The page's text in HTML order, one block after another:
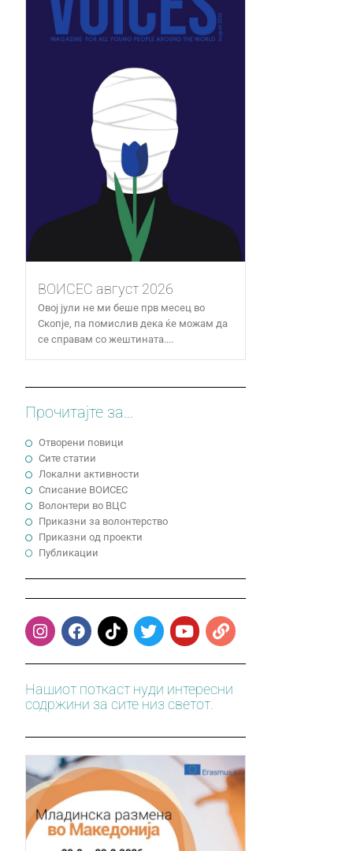
ВОИСЕС август 2026
Овој јули не ми беше прв месец во
Скопје, па помислив дека ќе можам да
се справам со жештината....
Прочитајте за...
Отворени повици
Сите статии
Локални активности
Cписание ВОИСЕС
Волонтери во ВЦС
Приказни за волонтерство
Приказни од проекти
Публикации
Нашиот поткаст нуди интересни
содржини за сите низ светот.